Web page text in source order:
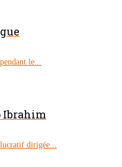
le...
Ibrahim
dirigée...